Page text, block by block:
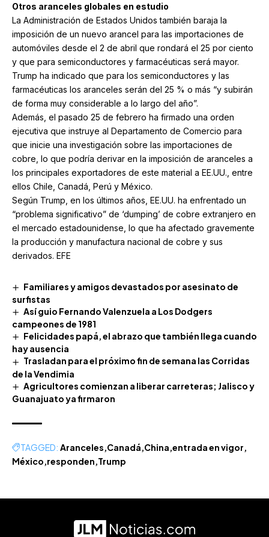
Otros aranceles globales en estudio
La Administración de Estados Unidos también baraja la
imposición de un nuevo arancel para las importaciones de
automóviles desde el 2 de abril que rondará el 25 por ciento
y que para semiconductores y farmacéuticas será mayor.
Trump ha indicado que para los semiconductores y las
farmacéuticas los aranceles serán del 25 % o más “y subirán
de forma muy considerable a lo largo del año”.
Además, el pasado 25 de febrero ha firmado una orden
ejecutiva que instruye al Departamento de Comercio para
que inicie una investigación sobre las importaciones de
cobre, lo que podría derivar en la imposición de aranceles a
los principales exportadores de este material a EE.UU., entre
ellos Chile, Canadá, Perú y México.
Según Trump, en los últimos años, EE.UU. ha enfrentado un
“problema significativo” de ‘dumping’ de cobre extranjero en
el mercado estadounidense, lo que ha afectado gravemente
la producción y manufactura nacional de cobre y sus
derivados. EFE
Familiares y amigos devastados por asesinato de
surfistas
Así guio Fernando Valenzuela a Los Dodgers
campeones de 1981
Felicidades papá, el abrazo que también llega cuando
hay ausencia
Trasladan para el próximo fin de semana las Corridas
de la Vendimia
Agricultores comienzan a liberar carreteras; Jalisco y
Guanajuato ya firmaron
TAGGED: Aranceles Canadá China entrada en vigor
México responden Trump